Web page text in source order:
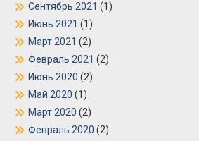
Сентябрь 2021 (1)
Июнь 2021 (1)
Март 2021 (2)
Февраль 2021 (2)
Июнь 2020 (2)
Май 2020 (1)
Март 2020 (2)
Февраль 2020 (2)